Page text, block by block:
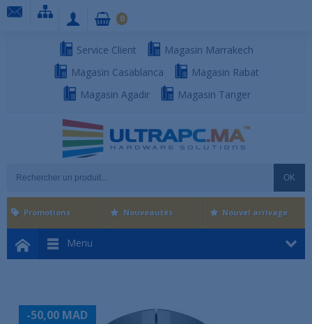
Service Client
Magasin Marrakech
Magasin Casablanca
Magasin Rabat
Magasin Agadir
Magasin Tanger
OK
0
Menu
Promotions Nouveautés Nouvel arrivage
-50,00 MAD